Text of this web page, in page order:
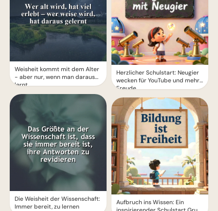
Weisheit kommt mit dem Alter
- aber nur, wenn man daraus
lernt
Die Weisheit der Wissenschaft:
Immer bereit, zu lernen
Herzlicher Schulstart: Neugier
wecken für YouTube und mehr
Freude
Aufbruch ins Wissen: Ein